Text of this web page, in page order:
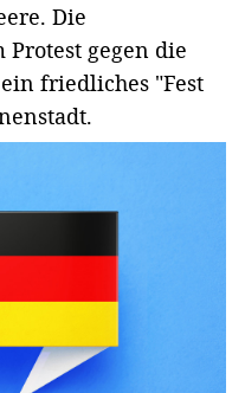
Die
gegen die
friedliches "Fest